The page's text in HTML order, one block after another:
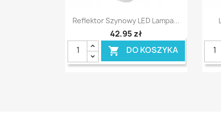
Szybki podgląd
Reflektor Szynowy LED Lampa...
42,95 zł
 DO KOSZYKA